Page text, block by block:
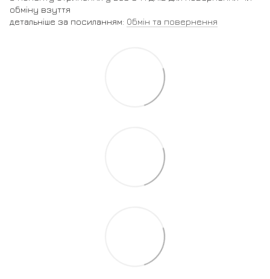
обміну взуття
детальніше за посиланням: Обмін та повернення